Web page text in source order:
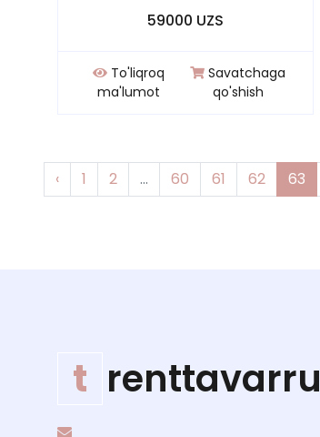
59000 UZS
To'liqroq
ma'lumot
Savatchaga
qo'shish
‹ 1 2 ... 60 61 62 63
t renttavarru